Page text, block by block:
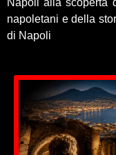
Napoli alla scoperta
napoletani e della
di Napoli